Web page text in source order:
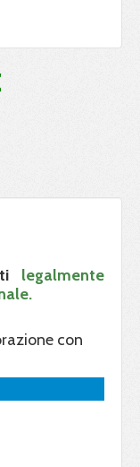
legalmente
con